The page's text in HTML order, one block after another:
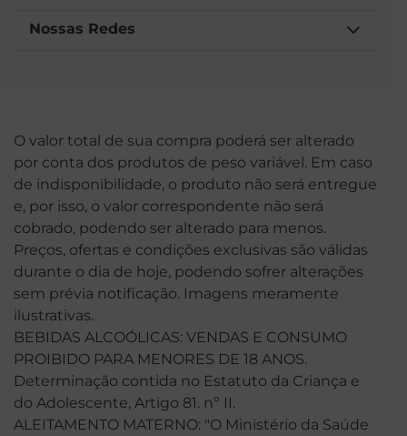
Nossas Redes
O valor total de sua compra poderá ser alterado
por conta dos produtos de peso variável. Em caso
de indisponibilidade, o produto não será entregue
e, por isso, o valor correspondente não será
cobrado, podendo ser alterado para menos.
Preços, ofertas e condições exclusivas são válidas
durante o dia de hoje, podendo sofrer alterações
sem prévia notificação. Imagens meramente
ilustrativas.
BEBIDAS ALCOÓLICAS: VENDAS E CONSUMO
PROIBIDO PARA MENORES DE 18 ANOS.
Determinação contida no Estatuto da Criança e
do Adolescente, Artigo 81. nº II.
ALEITAMENTO MATERNO: "O Ministério da Saúde